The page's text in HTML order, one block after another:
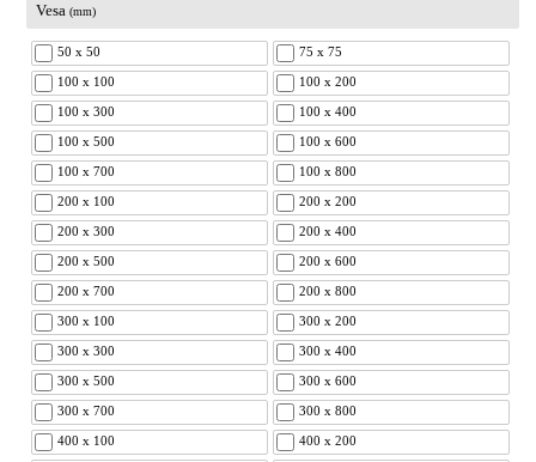
Vesa (mm)
50 x 50 75 x 75
100 x 100 100 x 200
100 x 300 100 x 400
100 x 500 100 x 600
100 x 700 100 x 800
200 x 100 200 x 200
200 x 300 200 x 400
200 x 500 200 x 600
200 x 700 200 x 800
300 x 100 300 x 200
300 x 300 300 x 400
300 x 500 300 x 600
300 x 700 300 x 800
400 x 100 400 x 200